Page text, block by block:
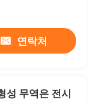
연락처
성 무역은 전시